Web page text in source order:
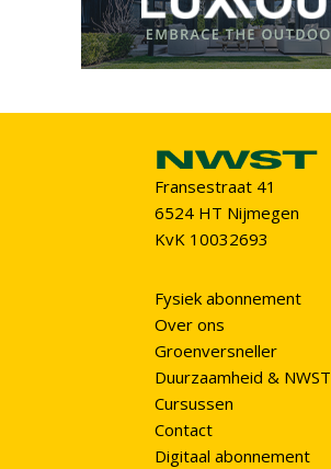
Fransestraat 41
6524 HT Nijmegen
KvK 10032693
Fysiek abonnement
Over ons
Groenversneller
Duurzaamheid & NWST
Cursussen
Contact
Digitaal abonnement